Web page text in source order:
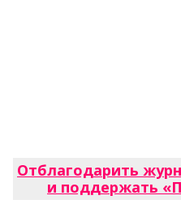
Отблагодарить
и поддержать